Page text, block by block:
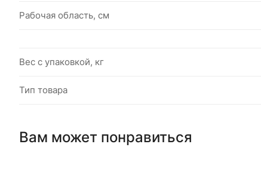
Рабочая область, см
Вес с упаковкой, кг
Тип товара
Вам может понравиться